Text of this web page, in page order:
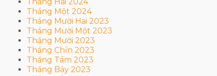
Tháng Hai 2024
Tháng Một 2024
Tháng Mười Hai 2023
Tháng Mười Một 2023
Tháng Mười 2023
Tháng Chín 2023
Tháng Tám 2023
Tháng Bảy 2023